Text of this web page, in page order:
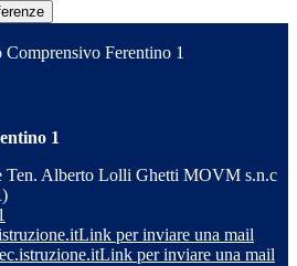
Comprensivo Ferentino 1
1
Ten. Alberto Lolli Ghetti MOVM s.n.c
Link per inviare una mail
Link per inviare una mail